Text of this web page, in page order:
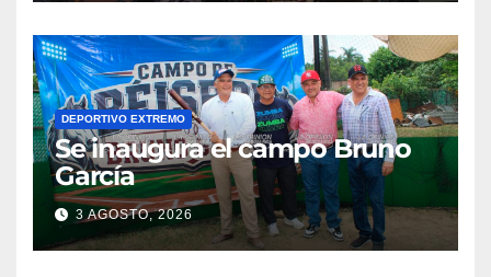
DEPORTIVO EXTREMO
Se inaugura el campo Bruno
García
3 AGOSTO, 2026